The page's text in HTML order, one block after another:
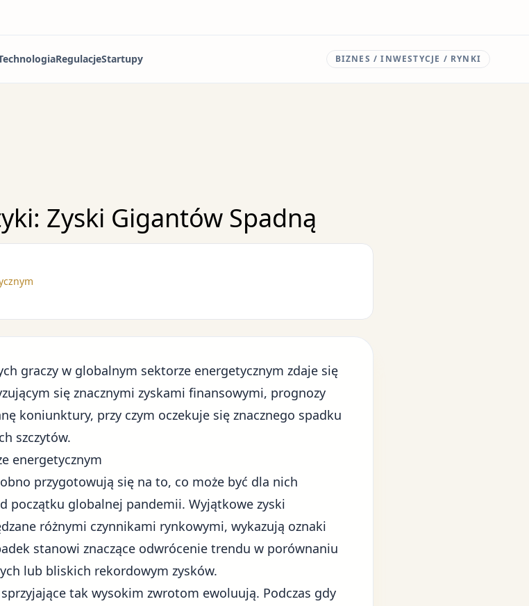
RegulacjeStartupy BIZNES / INWESTYCJE / RYNKI
Zyski Gigantów Spadną
graczy w globalnym sektorze energetycznym zdaje się
się znacznymi zyskami finansowymi, prognozy
koniunktury, przy czym oczekuje się znacznego spadku
szczytów.
energetycznym
przygotowują się na to, co może być dla nich
początku globalnej pandemii. Wyjątkowe zyski
różnymi czynnikami rynkowymi, wykazują oznaki
stanowi znaczące odwrócenie trendu w porównaniu
lub bliskich rekordowym zysków.
tak wysokim zwrotom ewoluują. Podczas gdy